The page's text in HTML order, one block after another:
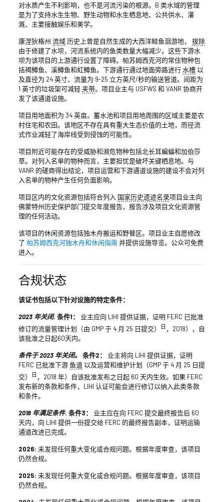
对水质产生不利影响，也不是河流污染的根源。B 类水域的管理
是为了支持水生生物、野生动物和水生栖息地、公共供水、灌
溉、主要接触娱乐和美学。
康涅狄格州 流域历史上曾是自然生成的大西洋鲑鱼洄游地， 拔除
由于修建了水坝，河流系统内的鱼类数量大幅减少。这些下游水
坝为该项目的上游通行设置了障碍。帕苏姆西克河的常住物种包
括褐鳟鱼、溪鳟鱼和虹鳟鱼。下游通行通过地面旁路进行 水槽以
及直径为 24 英寸、流量为 9-25 立方英尺/秒的输送管道。间距为
1 英寸的垃圾架可减轻夹带。项目业主与 USFWS 和 VANR 协商开
发了该通道设施。
项目用地面积为 34 英亩。蓄水池和项目用地周围的区域主要是农
村住宅和农田。该地区不存在具有重大生态价值的土地，而径流
式作业减轻了海岸线受到侵蚀的可能性。
项目附近可能存在的受威胁和濒危物种包括北长耳蝙蝠和加伯莎
草。对列入名单的物种而言，主要担忧是破坏关键栖息地。与
VANR 的磋商得出结论，项目运营和下游通道设施的建设不会对列
入名单的物种产生任何负面影响。
项目区内的文化资源包括符合列入 国家历史遗迹名录项目业主向
佛蒙特州历史保护部门提交年度报告，报告涉及项目文化资源管
理的任何活动。
该项目的休闲资源包括独木舟搬运和野餐区。项目业主自愿修改
了 帕苏姆西克河独木舟和休闲指南并提供设施导览。公众可免费
进入。
合规状态
该证书包括以下针对设施的特定条件：
2023 年关闭. 条件1： 业主应向 LIHI 提供证据，证明 FERC 已批准
修订的流量管理计划（由 GMP 于 4 月 25 日提交）
日 ，2018），自
该批准之日起60天内。
条件于 2023 年关闭。 条件2： 业主将向 LIHI 提供证据，证明
FERC 已批准下游鱼道以及运营和维护计划（GMP 于 4 月 25 日提
交）
日 ，2018 年）自该批准发布之日起 60 天内生效。如果 FERC
发布新的条款和条件，LIHI 认证可能会进行修订以纳入此类条款
和条件。
2018 年满足条件. 条件3： 业主应在向 FERC 提交最终报告后 60
天内，向 LIHI 提供一份提交给 FERC 的最终报告副本，证明运输
通道改进已完成。
2026: 未发现任何重大变化或合规问题。根据年度审查，该项目
仍然合规。
2025: 未发现任何重大变化或合规问题。根据年度审查，该项目
仍然合规。